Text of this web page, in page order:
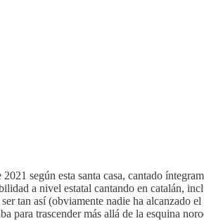
según esta santa casa, cantado
a nivel estatal cantando en catalán,
tan así (obviamente nadie ha
para trascender más allá de la esquina